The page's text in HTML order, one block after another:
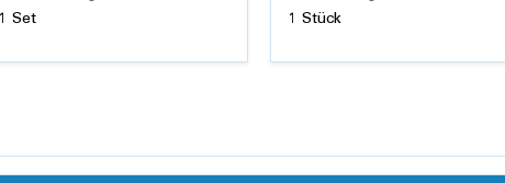
1 Set 1 Stück